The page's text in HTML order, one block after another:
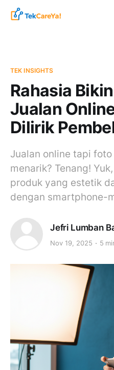
TEK INSIGHTS
Rahasia
Jualan
Dilirik
Jualan online tapi
menarik? Tenang!
produk yang estetik
dengan smartphone-
Jefri Lumban
Nov 19, 2025 5